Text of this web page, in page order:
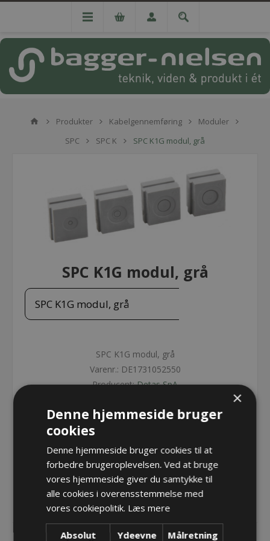
Produkter Kabelgennemføring
Moduler
SPC
SPC K SPC K1G modul, grå
SPC K1G modul, grå
SPC K1G modul, grå
SPC K1G modul, grå
Varenr.: DE1731052550
Producent: Detas SpA
Opret konto for at se priser
×
Denne hjemmeside bruger
cookies
Denne hjemmeside bruger cookies til at
forbedre brugeroplevelsen. Ved at bruge
vores hjemmeside giver du samtykke til
alle cookies i overensstemmelse med
vores cookiepolitik. Læs mere
Absolut
Ydeevne Målretning